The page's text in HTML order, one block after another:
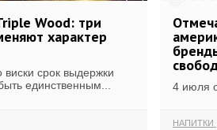
Wood: три
характер
срок выдержки
единственным...
4 июля
НАПИТКИ